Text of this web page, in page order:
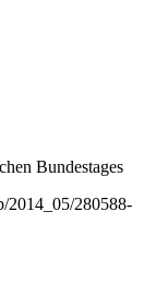
Bundestages
2014_05/280588-